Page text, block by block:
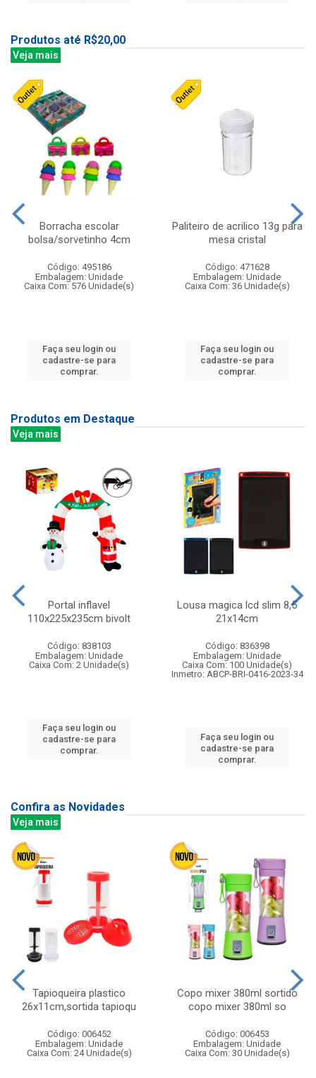
Produtos até R$20,00
Veja mais
Borracha escolar
bolsa/sorvetinho 4cm
Código: 495186
Embalagem: Unidade
Caixa Com: 576 Unidade(s)
Faça seu login ou
cadastre-se para
comprar.
Paliteiro de acrilico 13g para
mesa cristal
Código: 471628
Embalagem: Unidade
Caixa Com: 36 Unidade(s)
Faça seu login ou
cadastre-se para
comprar.
Produtos em Destaque
Veja mais
Portal inflavel
110x225x235cm bivolt
Código: 838103
Embalagem: Unidade
Caixa Com: 2 Unidade(s)
Faça seu login ou
cadastre-se para
comprar.
Lousa magica lcd slim 8,5
21x14cm
Código: 836398
Embalagem: Unidade
Caixa Com: 100 Unidade(s)
Inmetro: ABCP-BRI-0416-2023-34
Faça seu login ou
cadastre-se para
comprar.
Confira as Novidades
Veja mais
Tapioqueira plastico
26x11cm,sortida tapioqu
Código: 006452
Embalagem: Unidade
Caixa Com: 24 Unidade(s)
Copo mixer 380ml sortido
copo mixer 380ml so
Código: 006453
Embalagem: Unidade
Caixa Com: 30 Unidade(s)